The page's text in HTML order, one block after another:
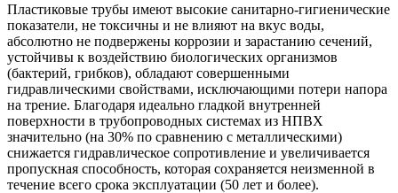
Пластиковые трубы имеют высокие санитарно-гигиенические
показатели, не токсичны и не влияют на вкус воды,
абсолютно не подвержены коррозии и зарастанию сечений,
устойчивы к воздействию биологических организмов
(бактерий, грибков), обладают совершенными
гидравлическими свойствами, исключающими потери напора
на трение. Благодаря идеально гладкой внутренней
поверхности в трубопроводных системах из НПВХ
значительно (на 30% по сравнению с металлическими)
снижается гидравлическое сопротивление и увеличивается
пропускная способность, которая сохраняется неизменной в
течение всего срока эксплуатации (50 лет и более).